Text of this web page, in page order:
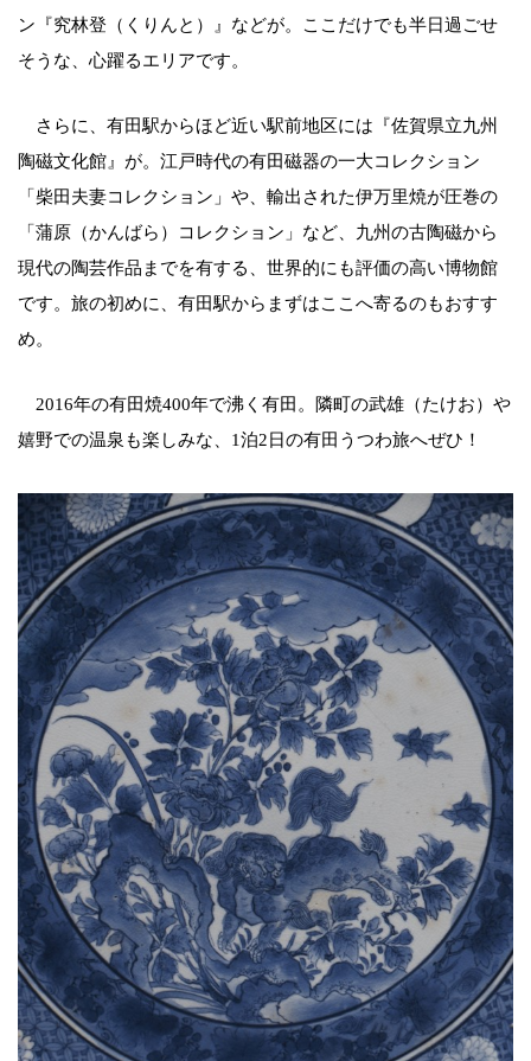
ン『究林登（くりんと）』などが。ここだけでも半日過ごせ
そうな、心躍るエリアです。
さらに、有田駅からほど近い駅前地区には『佐賀県立九州
陶磁文化館』が。江戸時代の有田磁器の一大コレクション
「柴田夫妻コレクション」や、輸出された伊万里焼が圧巻の
「蒲原（かんばら）コレクション」など、九州の古陶磁から
現代の陶芸作品までを有する、世界的にも評価の高い博物館
です。旅の初めに、有田駅からまずはここへ寄るのもおすす
め。
2016年の有田焼400年で沸く有田。隣町の武雄（たけお）や
嬉野での温泉も楽しみな、1泊2日の有田うつわ旅へぜひ！